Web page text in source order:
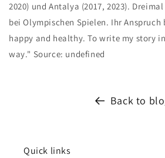
2020) und Antalya (2017, 2023).
bei Olympischen Spielen. Ihr Anspruch
happy and healthy. To write my story
way." Source: undefined
Back to
Quick links